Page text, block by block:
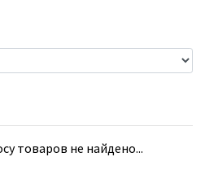
товаров не найдено...